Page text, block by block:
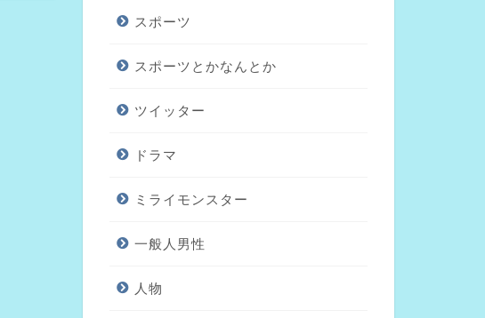
スポーツ
スポーツとかなんとか
ツイッター
ドラマ
ミライモンスター
一般人男性
人物